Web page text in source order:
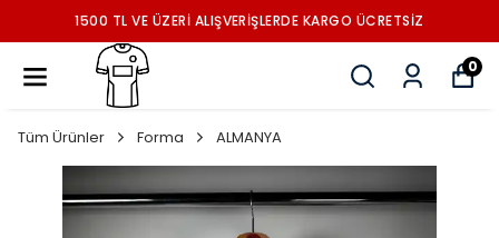
1500 TL VE ÜZERİ ALIŞVERİŞLERDE KARGO ÜCRETSİZ
0
Tüm Ürünler Forma ALMANYA